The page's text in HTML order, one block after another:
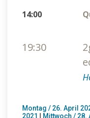
14:00
19:30
Montag / 26. April
2021
Mittwoch / 28.